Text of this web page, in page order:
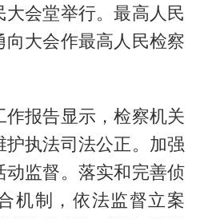
会堂举行。最高人民
大会作最高人民检察
报告显示，检察机关
护执法司法公正。加强
动监督。落实和完善侦
机制，依法监督立案